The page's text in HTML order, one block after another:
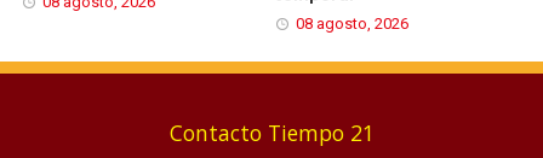
08 agosto, 2026
Contacto Tiempo 21